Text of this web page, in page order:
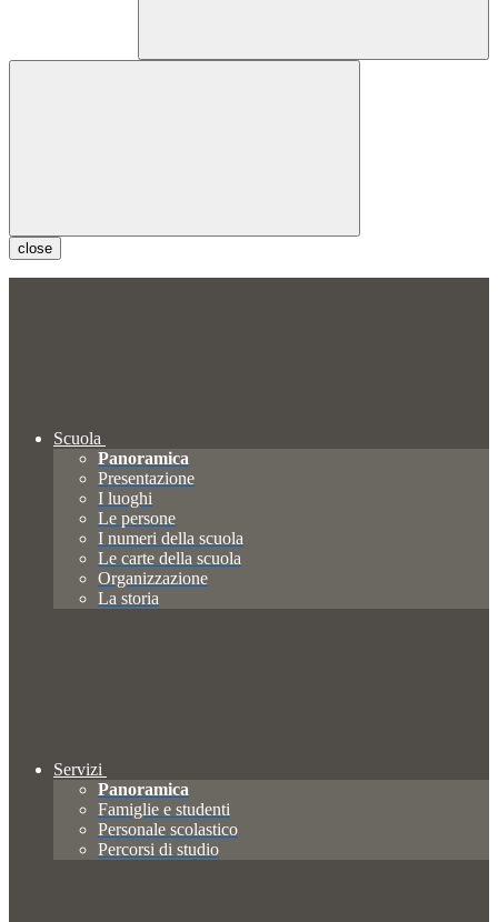
close
Scuola
Panoramica
Presentazione
I luoghi
Le persone
I numeri della scuola
Le carte della scuola
Organizzazione
La storia
Servizi
Panoramica
Famiglie e studenti
Personale scolastico
Percorsi di studio